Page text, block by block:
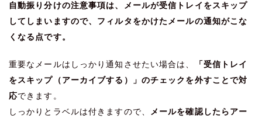
自動振り分けの注意事項は、メールが受信トレイをスキップ
してしまいますので、フィルタをかけたメールの通知がこな
くなる点です。
重要なメールはしっかり通知させたい場合は、
「受信トレイ
をスキップ（アーカイブする）」のチェックを外すことで対
応できます。
しっかりとラベルは付きますので、
メールを確認したらアー